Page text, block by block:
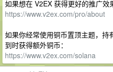
如果想在 V2EX 获得更好的推广效
https://www.v2ex.com/pro/about
如果你经常使用铜币置顶主题，
到时获得额外铜币：
https://www.v2ex.com/solana